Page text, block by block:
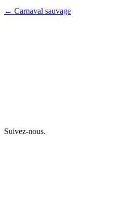
← Carnaval sauvage
Suivez-nous.